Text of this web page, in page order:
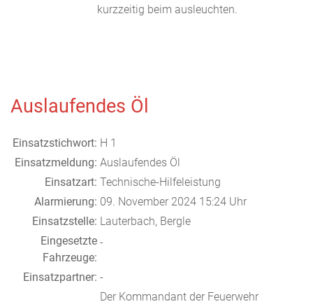
kurzzeitig beim ausleuchten.
Auslaufendes Öl
Einsatzstichwort: H 1
Einsatzmeldung: Auslaufendes Öl
Einsatzart: Technische-Hilfeleistung
Alarmierung: 09. November 2024 15:24 Uhr
Einsatzstelle: Lauterbach, Bergle
Eingesetzte
Fahrzeuge:
-
Einsatzpartner: -
Der Kommandant der Feuerwehr